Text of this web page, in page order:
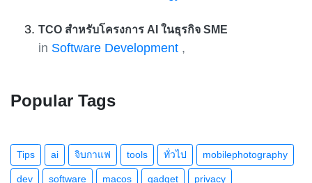
TCO สำหรับโครงการ AI ในธุรกิจ SME
in Software Development ,
Popular Tags
Tips ai จิบกาแฟ tools ทั่วไป mobilephotography
dev software macos gadget privacy